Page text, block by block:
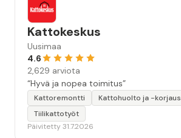
Kattokeskus
Uusimaa
4.6
2,629 arviota
“Hyvä ja nopea toimitus”
Kattoremontti
Kattohuolto ja -korjaus
Tiilikattotyöt
Päivitetty 31.7.2026